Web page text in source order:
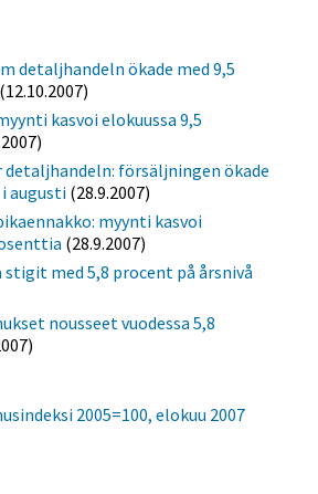
detaljhandeln ökade med 9,5
(12.10.2007)
kasvoi elokuussa 9,5
försäljningen ökade
augusti (28.9.2007)
myynti kasvoi
(28.9.2007)
med 5,8 procent på årsnivå
nousseet vuodessa 5,8
2005=100, elokuu 2007